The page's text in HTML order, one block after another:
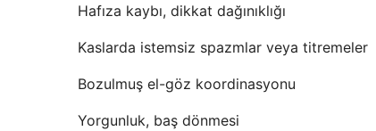
Hafıza kaybı, dikkat dağınıklığı
Kaslarda istemsiz spazmlar veya titremeler
Bozulmuş el-göz koordinasyonu
Yorgunluk, baş dönmesi